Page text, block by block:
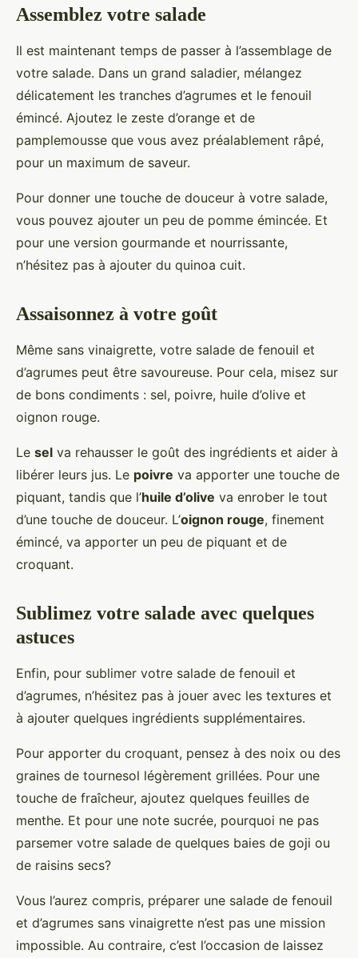
Assemblez votre salade
Il est maintenant temps de passer à l’assemblage de
votre salade. Dans un grand saladier, mélangez
délicatement les tranches d’agrumes et le fenouil
émincé. Ajoutez le zeste d’orange et de
pamplemousse que vous avez préalablement râpé,
pour un maximum de saveur.
Pour donner une touche de douceur à votre salade,
vous pouvez ajouter un peu de pomme émincée. Et
pour une version gourmande et nourrissante,
n’hésitez pas à ajouter du quinoa cuit.
Assaisonnez à votre goût
Même sans vinaigrette, votre salade de fenouil et
d’agrumes peut être savoureuse. Pour cela, misez sur
de bons condiments : sel, poivre, huile d’olive et
oignon rouge.
Le sel va rehausser le goût des ingrédients et aider à
libérer leurs jus. Le poivre va apporter une touche de
piquant, tandis que l’huile d’olive va enrober le tout
d’une touche de douceur. L’oignon rouge, finement
émincé, va apporter un peu de piquant et de
croquant.
Sublimez votre salade avec quelques
astuces
Enfin, pour sublimer votre salade de fenouil et
d’agrumes, n’hésitez pas à jouer avec les textures et
à ajouter quelques ingrédients supplémentaires.
Pour apporter du croquant, pensez à des noix ou des
graines de tournesol légèrement grillées. Pour une
touche de fraîcheur, ajoutez quelques feuilles de
menthe. Et pour une note sucrée, pourquoi ne pas
parsemer votre salade de quelques baies de goji ou
de raisins secs?
Vous l’aurez compris, préparer une salade de fenouil
et d’agrumes sans vinaigrette n’est pas une mission
impossible. Au contraire, c’est l’occasion de laissez